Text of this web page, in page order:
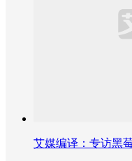
艾媒编译：专访黑